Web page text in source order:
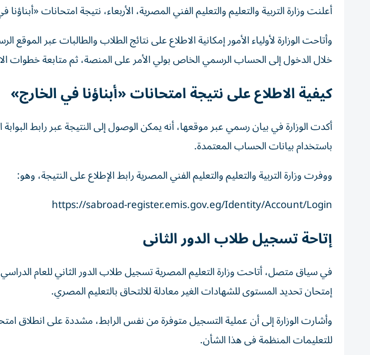
أعلنت وزارة التربية والتعليم والتعليم الفني المصرية، الأربعاء، نتيجة امتحانات «أبناؤنا في
وأتاحت الوزارة لأولياء الأمور إمكانية الاطلاع على نتائج الطلاب والطالبات عبر الموقع
خلال الدخول إلى الحساب الرسمي الخاص بولي الأمر على المنصة، ثم متابعة خطوات
كيفية الاطلاع على نتيجة امتحانات «أبناؤنا في الخارج»
أكدت الوزارة في بيان رسمي عبر موقعها، أنه يمكن الوصول إلى النتيجة عبر رابط البوابة
باستخدام بيانات الحساب المعتمدة.
ووفرت وزارة التربية والتعليم والتعليم الفني المصرية رابط الإطلاع على النتيجة، وهو:
https://sabroad-register.emis.gov.eg/Identity/Account/Login
إتاحة تسجيل طلاب الدور الثانى
إمتحان تحديد المستوى للشهادات الغير معادلة للالتحاق بالتعليم المصري.
للتعليمات المنظمة فى هذا الشأن.